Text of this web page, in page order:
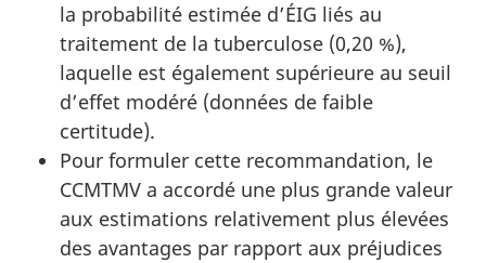
la probabilité estimée d’ÉIG liés au
traitement de la tuberculose (0,20 %),
laquelle est également supérieure au seuil
d’effet modéré (données de faible
certitude).
Pour formuler cette recommandation, le
CCMTMV a accordé une plus grande valeur
aux estimations relativement plus élevées
des avantages par rapport aux préjudices